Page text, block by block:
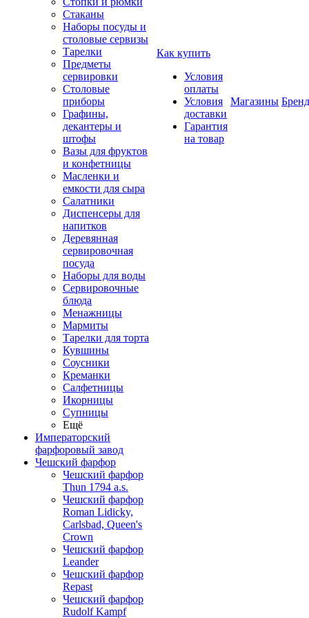
Стаканы
Наборы посуды и
столовые сервизы
Тарелки
Предметы
сервировки
Столовые
приборы
Графины,
декантеры и
штофы
Вазы для фруктов
и конфетницы
Масленки и
емкости для сыра
Салатники
Диспенсеры для
напитков
Деревянная
сервировочная
посуда
Наборы для воды
Сервировочные
блюда
Менажницы
Мармиты
Тарелки для торта
Кувшины
Соусники
Креманки
Салфетницы
Икорницы
Супницы
Ещё
Императорский
фарфоровый завод
Чешский фарфор
Чешский фарфор
Thun 1794 a.s.
Чешский фарфор
Roman Lidicky,
Carlsbad, Queen's
Crown
Чешский фарфор
Leander
Чешский фарфор
Repast
Чешский фарфор
Rudolf Kampf
Как купить
Условия
оплаты
Условия
доставки
Гарантия
на товар
Магазины